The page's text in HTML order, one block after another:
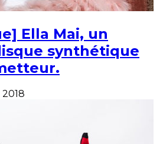
Ella Mai, un
synthétique